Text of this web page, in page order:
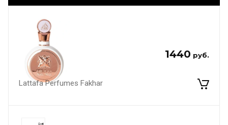
1440 руб.
Lattafa Perfumes Fakhar